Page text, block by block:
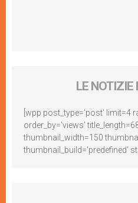
LE NOTIZIE
[wpp post_type='post' limit=4
order_by='views'
thumbnail_width=150
thumbnail_build='predefined'